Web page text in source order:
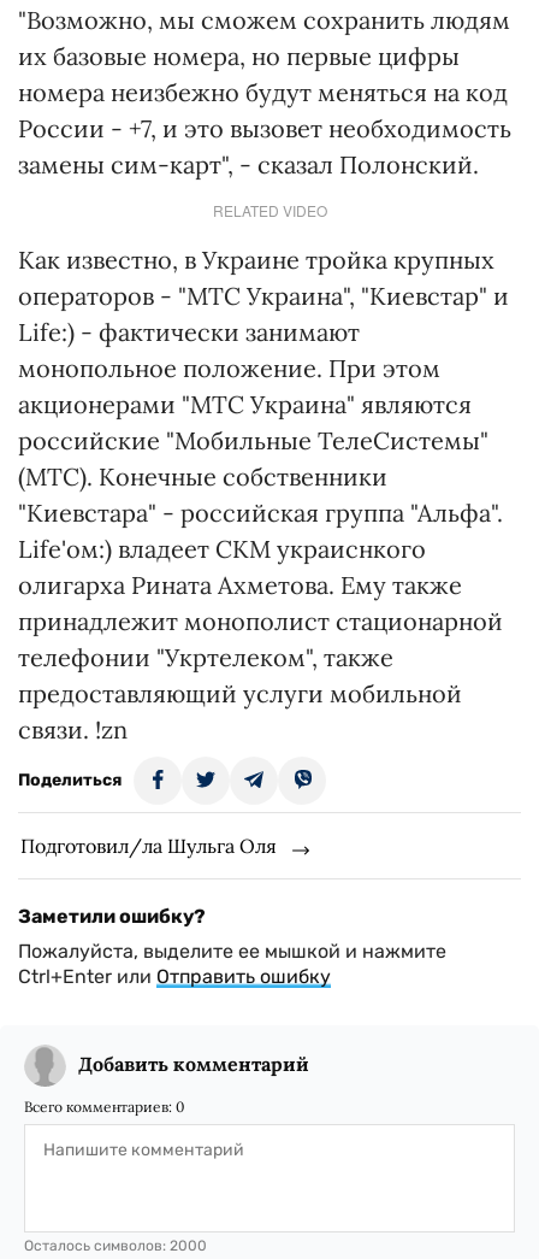
"Возможно, мы сможем сохранить людям
их базовые номера, но первые цифры
номера неизбежно будут меняться на код
России - +7, и это вызовет необходимость
замены сим-карт", - сказал Полонский.
RELATED VIDEO
Как известно, в Украине тройка крупных
операторов - "МТС Украина", "Киевстар" и
Life:) - фактически занимают
монопольное положение. При этом
акционерами "МТС Украина" являются
российские "Мобильные ТелеСистемы"
(МТС). Конечные собственники
"Киевстара" - российская группа "Альфа".
Life'ом:) владеет СКМ украиснкого
олигарха Рината Ахметова. Ему также
принадлежит монополист стационарной
телефонии "Укртелеком", также
предоставляющий услуги мобильной
связи. !zn
Поделиться
Подготовил/ла Шульга Оля
Заметили ошибку?
Пожалуйста, выделите ее мышкой и нажмите
Ctrl+Enter или Отправить ошибку
Добавить комментарий
Всего комментариев: 0
Осталось символов: 2000